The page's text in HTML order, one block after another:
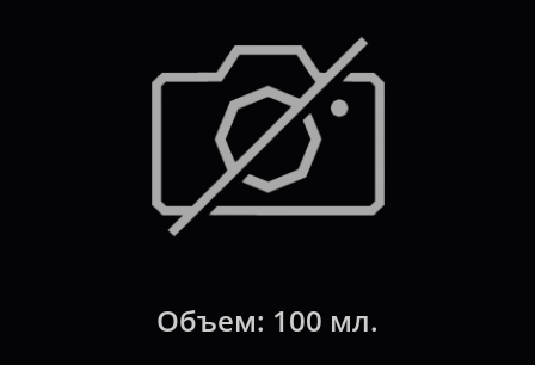
Объем: 100 мл.